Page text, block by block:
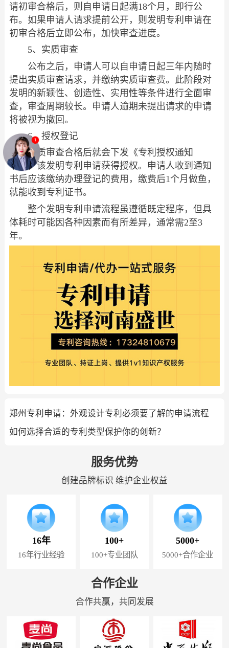
请初审合格后，则自申请日起满18个月，即行公
布。如果申请人请求提前公开，则发明专利申请在
初审合格后立即公布，加快审查进度。
5、实质审查
公布之后，申请人可以自申请日起三年内随时
提出实质审查请求，并缴纳实质审查费。此阶段对
发明的新颖性、创造性、实用性等条件进行全面审
查，审查周期较长。申请人逾期未提出请求的申请
将被视为撤回。
6、授权登记
实质审查合格后就会下发《专利授权通知
书》，该发明专利申请获得授权。申请人收到通知
书后应该缴纳办理登记的费用，缴费后1个月做鱼，
就能收到专利证书。
整个发明专利申请流程虽遵循既定程序，但具
体耗时可能因各种因素而有所差异，通常需2至3
年。
郑州专利申请：外观设计专利必须要了解的申请流程
如何选择合适的专利类型保护你的创新？
服务优势
创建品牌标识 维护企业权益
16年
16年行业经验
100+
100+专业团队
5000+
5000+合作企业
合作企业
合作共赢，共同发展